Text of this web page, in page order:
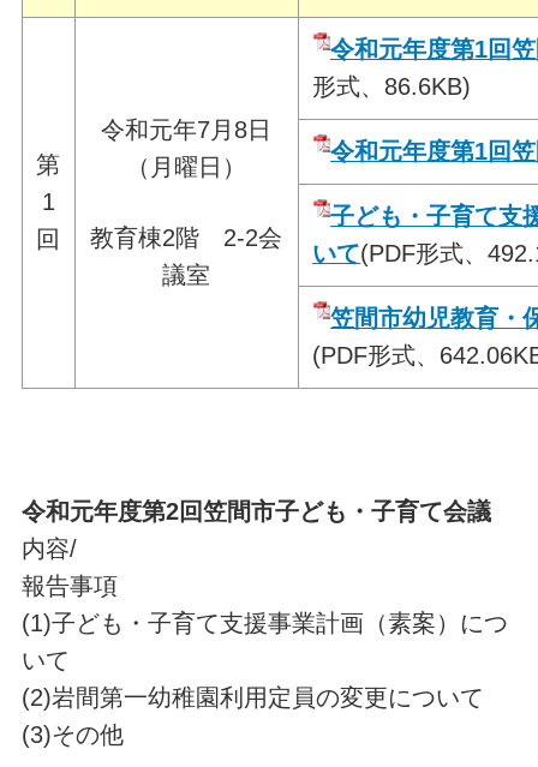
第
1
回
令和元年7月8日
（月曜日）
教育棟2階 2-2会
議室
令和元年度第1回
形式、86.6KB)
令和元年度第1回
子ども・子育て支
いて(PDF形式、
笠間市幼児教育・
(PDF形式、
令和元年度第2回笠間市子ども・子育て会議
内容/
報告事項
(1)子ども・子育て支援事業計画（素案）につ
いて
(2)岩間第一幼稚園利用定員の変更について
(3)その他